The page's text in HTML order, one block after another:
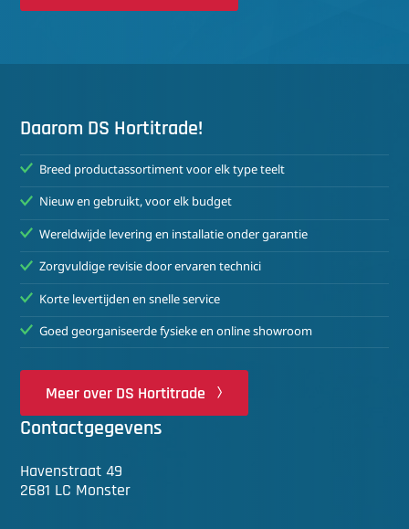
Daarom DS Hortitrade!
Breed productassortiment voor elk type teelt
Nieuw en gebruikt, voor elk budget
Wereldwijde levering en installatie onder garantie
Zorgvuldige revisie door ervaren technici
Korte levertijden en snelle service
Goed georganiseerde fysieke en online showroom
Meer over DS Hortitrade
Contactgegevens
Havenstraat 49
2681 LC Monster